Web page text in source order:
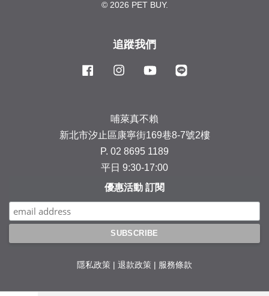
© 2026 PET BUY.
追蹤我們
Facebook Instagram YouTube
哺萊真不賴
新北市汐止區康寧街169巷8-7號2樓
P. 02 8695 1189
平日 9:30-17:00
優惠活動 訂閱
隱私政策 退款政策 服務條款